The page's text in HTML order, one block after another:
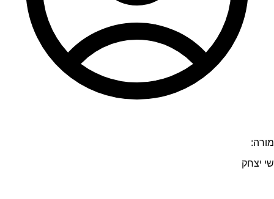
מורה:
שי יצחק